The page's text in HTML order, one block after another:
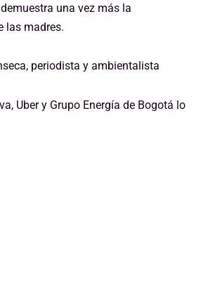
una vez más la
las madres.
periodista y ambientalista
Uber y Grupo Energía de Bogotá lo